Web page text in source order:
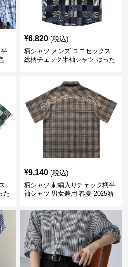
¥6,820 (税込)
柄シャツ メンズ ユニセックス
総柄チェック半袖シャツ ゆった
た
¥9,140 (税込)
柄シャツ 刺繍入りチェック柄半
袖シャツ 男女兼用 春夏 2025新